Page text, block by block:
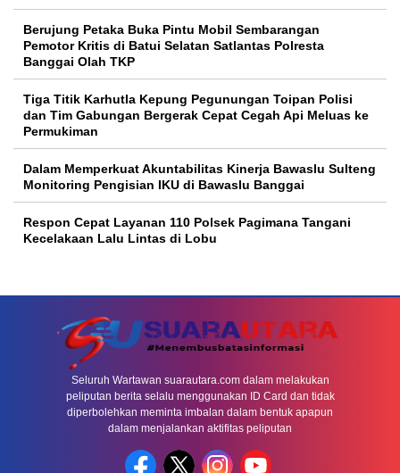
Berujung Petaka Buka Pintu Mobil Sembarangan
Pemotor Kritis di Batui Selatan Satlantas Polresta
Banggai Olah TKP
Tiga Titik Karhutla Kepung Pegunungan Toipan Polisi
dan Tim Gabungan Bergerak Cepat Cegah Api Meluas ke
Permukiman
Dalam Memperkuat Akuntabilitas Kinerja Bawaslu Sulteng
Monitoring Pengisian IKU di Bawaslu Banggai
Respon Cepat Layanan 110 Polsek Pagimana Tangani
Kecelakaan Lalu Lintas di Lobu
Seluruh Wartawan suarautara.com dalam melakukan
peliputan berita selalu menggunakan ID Card dan tidak
diperbolehkan meminta imbalan dalam bentuk apapun
dalam menjalankan aktifitas peliputan